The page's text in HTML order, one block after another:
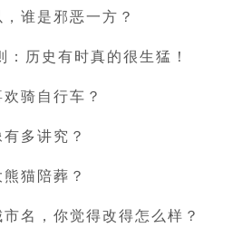
谁是邪恶一方？
历史有时真的很生猛！
骑自行车？
多讲究？
猫陪葬？
名，你觉得改得怎么样？